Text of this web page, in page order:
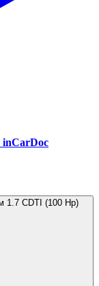
inCarDoc
1.7 CDTI (100 Hp)